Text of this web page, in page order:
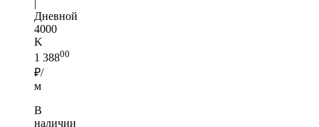
|
Дневной
4000
K
1 38800
₽/
м
В
наличии